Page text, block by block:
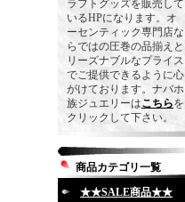
ラフトグッズを販売して
いるHPになります。オ
ーセンティック専門店な
らではの圧巻の品揃えと
リーズナブルなプライス
でご提供できるように心
がけております。ナバホ
族ジュエリーはこちらを
クリックして下さい。
商品カテゴリ一覧
★★SALE商品★★